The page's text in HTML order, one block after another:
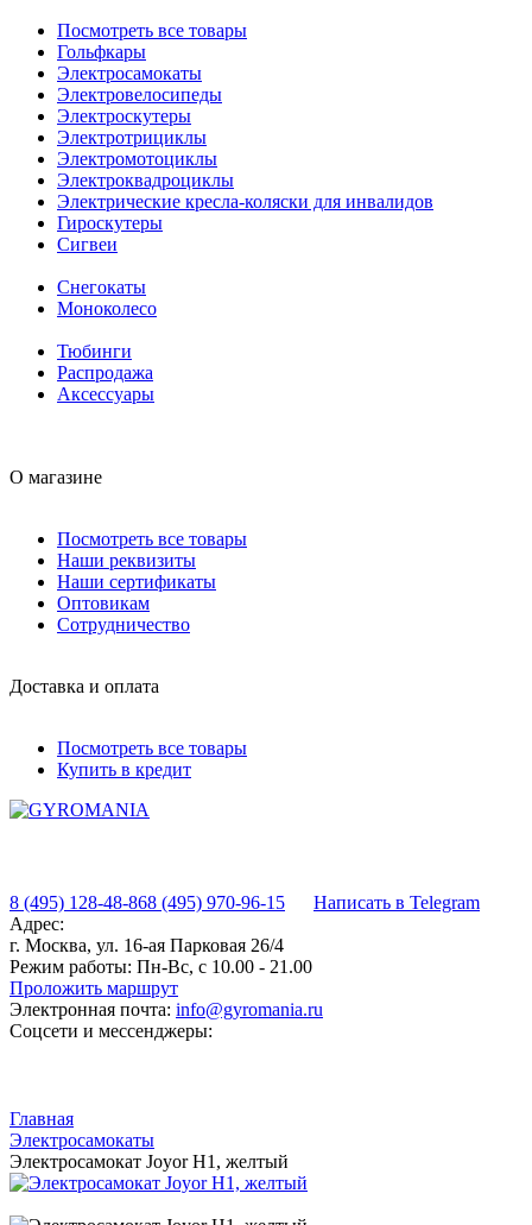
Посмотреть все товары
Гольфкары
Электросамокаты
Электровелосипеды
Электроскутеры
Электротрициклы
Электромотоциклы
Электроквадроциклы
Электрические кресла-коляски для инвалидов
Гироскутеры
Сигвеи
Снегокаты
Моноколесо
Тюбинги
Распродажа
Аксессуары
О магазине
Посмотреть все товары
Наши реквизиты
Наши сертификаты
Оптовикам
Сотрудничество
Доставка и оплата
Посмотреть все товары
Купить в кредит
8 (495) 128-48-868 (495) 970-96-15
Написать в Telegram
Адрес:
г. Москва, ул. 16-ая Парковая 26/4
Режим работы: Пн-Вс, с 10.00 - 21.00
Проложить маршрут
Электронная почта: info@gyromania.ru
Соцсети и мессенджеры:
Главная
Электросамокаты
Электросамокат Joyor H1, желтый